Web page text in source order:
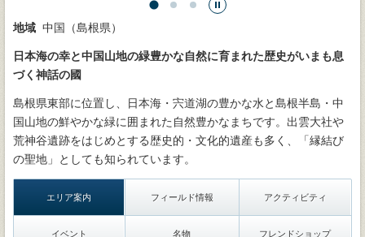
地域 中国（島根県）
日本海の幸と中国山地の緑豊かな自然に育まれた歴史がいまも息
づく神話の國
島根県東部に位置し、日本海・宍道湖の豊かな水と島根半島・中
国山地の鮮やかな緑に囲まれた自然豊かなまちです。出雲大社や
荒神谷遺跡をはじめとする歴史的・文化的遺産も多く、「縁結び
の聖地」としても知られています。
エリア案内 フィールド情報 アクティビティ
イベント 名物 フレンドショップ